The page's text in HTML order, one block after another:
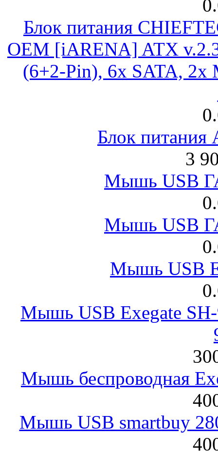
Блок питания
OEM [iARENA] ATX
(6+2-Pin), 6x SATA, 2x
Блок питания
3
Мышь USB
Мышь USB
Мышь USB
Мышь USB Exegate
Мышь беспроводная
Мышь USB smartbuy